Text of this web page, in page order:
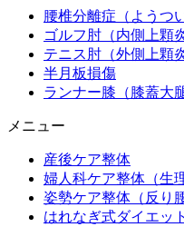
腰椎分離症（ようつ
ゴルフ肘（内側上顆
テニス肘（外側上顆
半月板損傷
ランナー膝（膝蓋大
メニュー
産後ケア整体
婦人科ケア整体（生
姿勢ケア整体（反り
はれなぎ式ダイエッ